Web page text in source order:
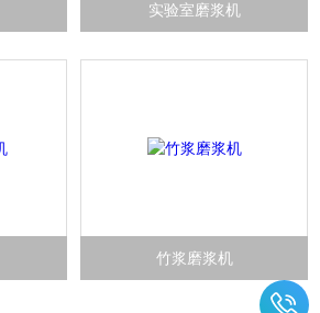
实验室磨浆机
竹浆磨浆机